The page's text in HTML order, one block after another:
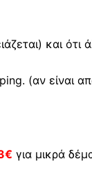
και ότι
(αν είναι
για μικρά